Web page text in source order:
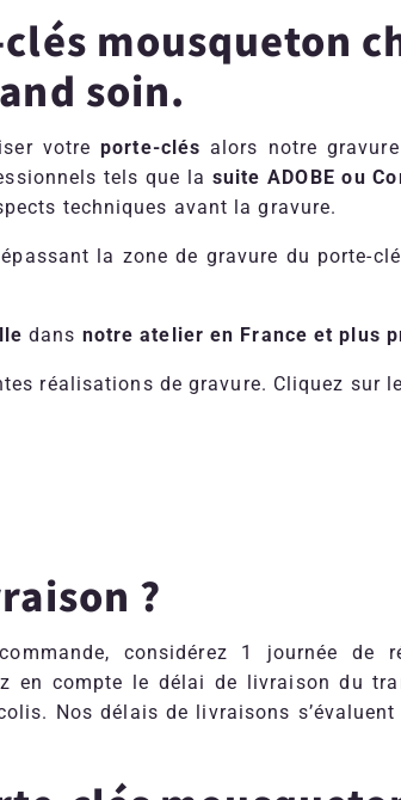
mousqueton
soin.
votreporte-clés alors notre
tels que lasuite ADOBE ou
techniques avant la gravure.
la zone de gravure du porte-
dans notre atelier en France et plus
réalisations de gravure. Cliquez sur
?
considérez 1 journée de
en compte le délai de livraison du
Nos délais de livraisons s’évaluent